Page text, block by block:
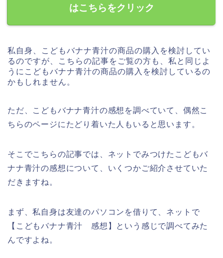
はこちらをクリック
私自身、こどもバナナ青汁の商品の購入を検討してい
るのですが、こちらの記事をご覧の方も、私と同じよ
うにこどもバナナ青汁の商品の購入を検討しているの
かもしれません。
ただ、こどもバナナ青汁の感想を調べていて、偶然こ
ちらのページにたどり着いた人もいると思います。
そこでこちらの記事では、ネットでみつけたこどもバ
ナナ青汁の感想について、いくつかご紹介させていた
だきますね。
まず、私自身は友達のパソコンを借りて、ネットで
【こどもバナナ青汁 感想】という感じで調べてみた
んですよね。